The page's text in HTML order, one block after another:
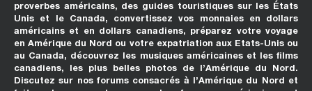
proverbes américains, des guides touristiques sur les États
Unis et le Canada, convertissez vos monnaies en dollars
américains et en dollars canadiens, préparez votre voyage
en Amérique du Nord ou votre expatriation aux Etats-Unis ou
au Canada, découvrez les musiques américaines et les films
canadiens, les plus belles photos de l’Amérique du Nord.
Discutez sur nos forums consacrés à l’Amérique du Nord et